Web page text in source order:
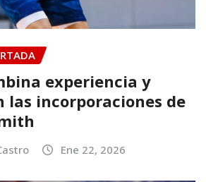
experiencia y
las incorporaciones de
Ene 22, 2026